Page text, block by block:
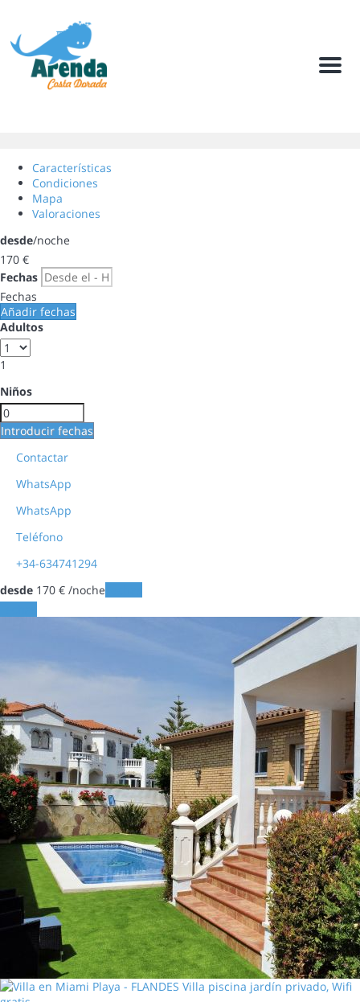
Menu
Características
Condiciones
Mapa
Valoraciones
desde/noche
170 €
Fechas
Fechas
Añadir fechas
Adultos
1
Niños
Introducir fechas
Contactar
WhatsApp
WhatsApp
Teléfono
+34-634741294
desde 170 € /noche